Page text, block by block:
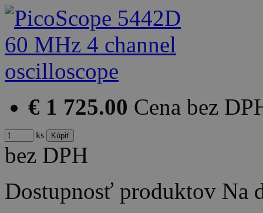
€ 1 725.00 Cena bez
ks
bez DPH
Dostupnosť produktov Na